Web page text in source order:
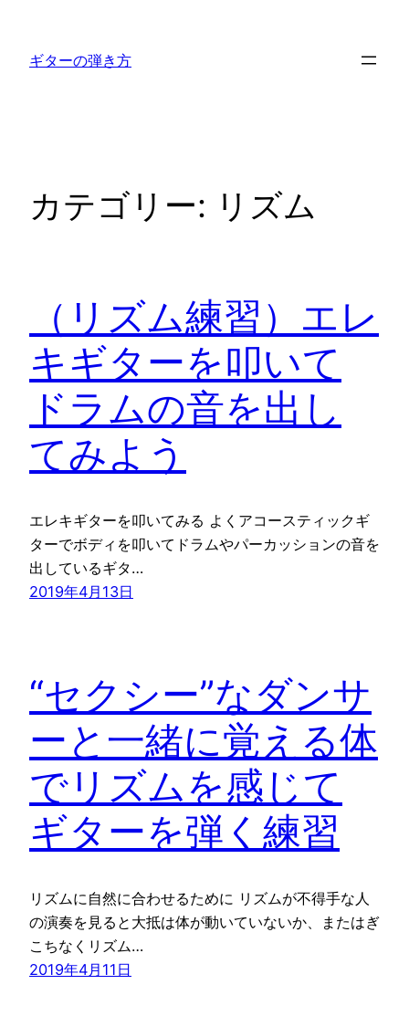
ギターの弾き方
カテゴリー: リズム
（リズム練習）エレ
キギターを叩いて
ドラムの音を出し
てみよう
エレキギターを叩いてみる よくアコースティックギ
ターでボディを叩いてドラムやパーカッションの音を
出しているギタ…
2019年4月13日
“セクシー”なダンサ
ーと一緒に覚える体
でリズムを感じて
ギターを弾く練習
リズムに自然に合わせるために リズムが不得手な人
の演奏を見ると大抵は体が動いていないか、またはぎ
こちなくリズム…
2019年4月11日